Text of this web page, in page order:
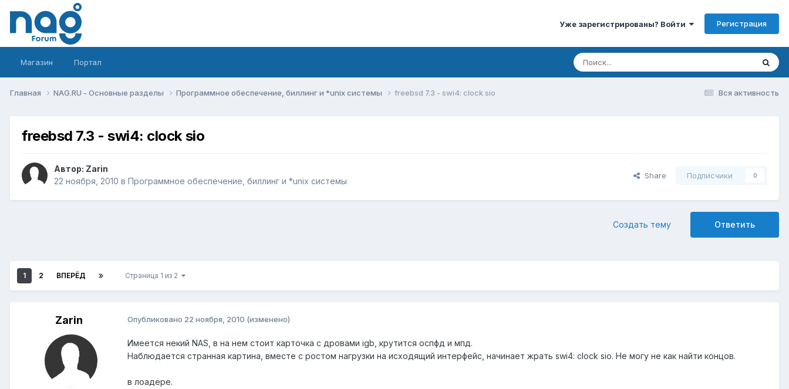
Уже зарегистрированы? Войти Регистрация
Магазин Портал
Вся активность
Главная NAG.RU - Основные разделы Программное обеспечение, биллинг и *unix системы freebsd 7.3 - swi4: clock sio
freebsd 7.3 - swi4: clock sio
Автор: Zarin
22 ноября, 2010 в Программное обеспечение, биллинг и *unix системы
Share Подписчики 0
Ответить
Создать тему
1 2 ВПЕРЁД Страница 1 из 2
Zarin Опубликовано 22 ноября, 2010 (изменено)
Имеется некий NAS, в на нем стоит карточка с дровами igb, крутится оспфд и мпд.
Наблюдается странная картина, вместе с ростом нагрузки на исходящий интерфейс, начинает жрать swi4: clock sio. Не могу не как найти концов.
в лоадере.